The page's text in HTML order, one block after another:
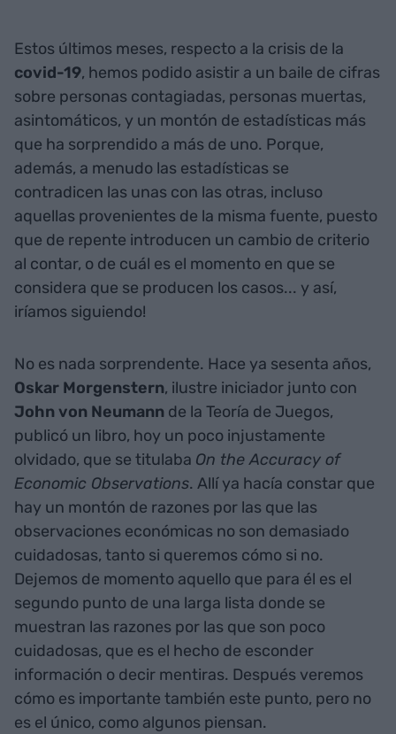
Estos últimos meses, respecto a la crisis de la
covid-19, hemos podido asistir a un baile de cifras
sobre personas contagiadas, personas muertas,
asintomáticos, y un montón de estadísticas más
que ha sorprendido a más de uno. Porque,
además, a menudo las estadísticas se
contradicen las unas con las otras, incluso
aquellas provenientes de la misma fuente, puesto
que de repente introducen un cambio de criterio
al contar, o de cuál es el momento en que se
considera que se producen los casos... y así,
iríamos siguiendo!
No es nada sorprendente. Hace ya sesenta años,
Oskar Morgenstern, ilustre iniciador junto con
John von Neumann de la Teoría de Juegos,
publicó un libro, hoy un poco injustamente
olvidado, que se titulaba On the Accuracy of
Economic Observations. Allí ya hacía constar que
hay un montón de razones por las que las
observaciones económicas no son demasiado
cuidadosas, tanto si queremos cómo si no.
Dejemos de momento aquello que para él es el
segundo punto de una larga lista donde se
muestran las razones por las que son poco
cuidadosas, que es el hecho de esconder
información o decir mentiras. Después veremos
cómo es importante también este punto, pero no
es el único, como algunos piensan.